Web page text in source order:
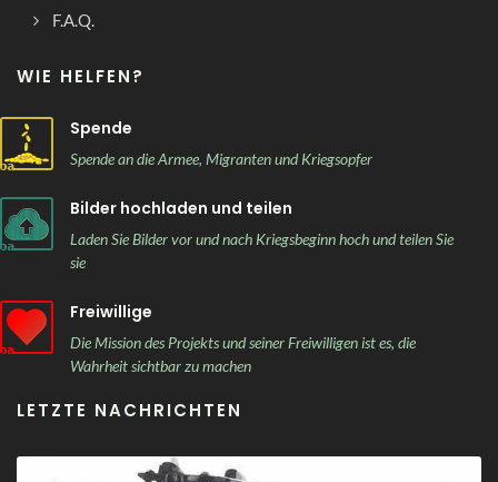
F.A.Q.
WIE HELFEN?
Spende
Spende an die Armee, Migranten und Kriegsopfer
Bilder hochladen und teilen
Laden Sie Bilder vor und nach Kriegsbeginn hoch und teilen Sie
sie
Freiwillige
Die Mission des Projekts und seiner Freiwilligen ist es, die
Wahrheit sichtbar zu machen
LETZTE NACHRICHTEN